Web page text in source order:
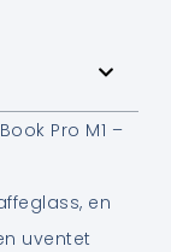
Pro M1 –
en
uventet